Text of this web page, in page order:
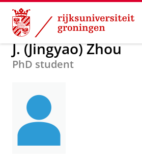
Skip
Content
Skip
Navigation
Over ons J. (Jingyao) Zhou
J. (Jingyao) Zhou
PhD student